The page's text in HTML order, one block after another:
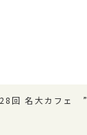
名大カフェ ”